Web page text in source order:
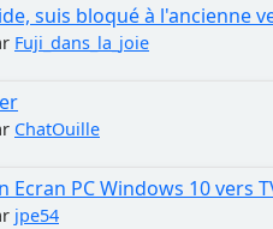
suis bloqué à l'ancienne
Fuji_dans_la_joie
ChatOuille
Ecran PC Windows 10 vers
jpe54